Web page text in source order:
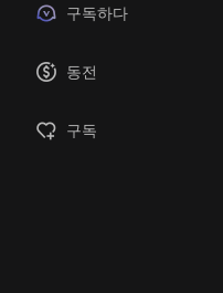
구독하다
동전
구독